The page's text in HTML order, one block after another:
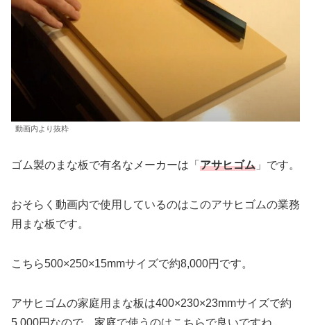
動画内より抜粋
ゴム製のまな板で有名なメーカーは「 アサヒゴム 」です。
おそらく動画内で使用しているのはこのアサヒゴムの業務
用まな板です。
こちら500×250×15mmサイズで約8,000円です。
アサヒゴムの家庭用まな板は400×230×23mmサイズで約
5,000円なので、家庭で使うのはこちらで良いですね。